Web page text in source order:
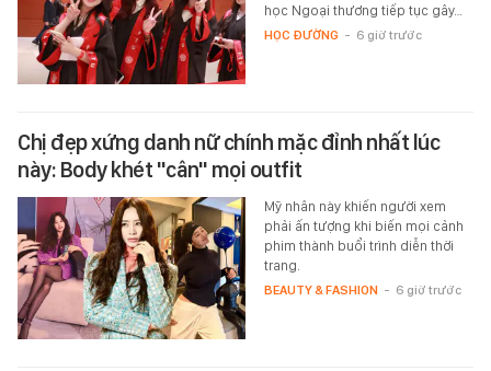
học Ngoại thương tiếp tục gây…
HỌC ĐƯỜNG - 6 giờ trước
Chị đẹp xứng danh nữ chính mặc đỉnh nhất lúc
này: Body khét "cân" mọi outfit
Mỹ nhân này khiến người xem
phải ấn tượng khi biến mọi cảnh
phim thành buổi trình diễn thời
trang.
BEAUTY & FASHION - 6 giờ trước